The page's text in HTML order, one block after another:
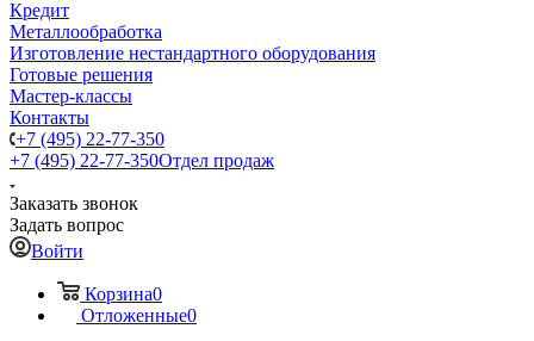
Кредит
Металлообработка
Изготовление нестандартного оборудования
Готовые решения
Мастер-классы
Контакты
+7 (495) 22-77-350
+7 (495) 22-77-350Отдел продаж
Заказать звонок
Задать вопрос
Войти
Корзина0
Отложенные0